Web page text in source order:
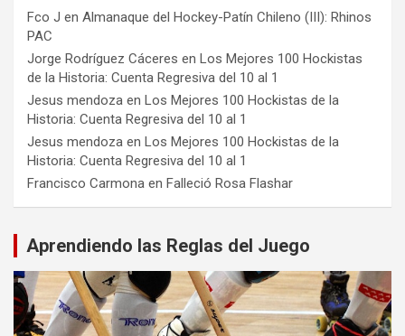
Fco J en Almanaque del Hockey-Patín Chileno (III): Rhinos
PAC
Jorge Rodríguez Cáceres en Los Mejores 100 Hockistas
de la Historia: Cuenta Regresiva del 10 al 1
Jesus mendoza en Los Mejores 100 Hockistas de la
Historia: Cuenta Regresiva del 10 al 1
Jesus mendoza en Los Mejores 100 Hockistas de la
Historia: Cuenta Regresiva del 10 al 1
Francisco Carmona en Falleció Rosa Flashar
Aprendiendo las Reglas del Juego